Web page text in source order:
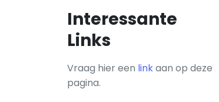
Interessante
Links
Vraag hier een linkaan op deze
pagina.